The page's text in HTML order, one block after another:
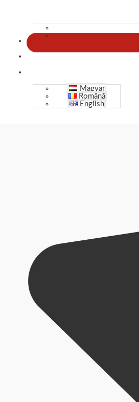
Magyar
Română
English
Bitte beweise, dass du kein Spambot